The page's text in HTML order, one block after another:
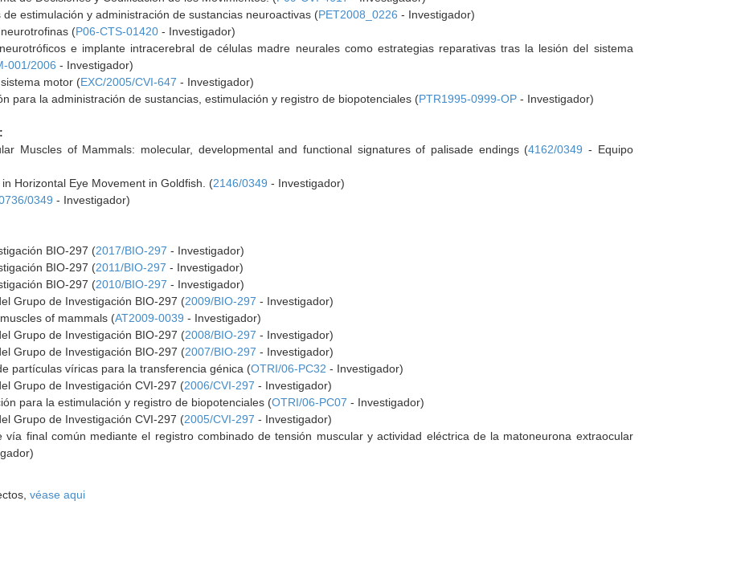
estimulación y administración de sustancias neuroactivas (PET2008_0226 - Investigador)
(P06-CTS-01420 - Investigador)
e implante intracerebral de células madre neurales como estrategias reparativas tras la lesión del sistema
001/2006 - Investigador)
motor (EXC/2005/CVI-647 - Investigador)
para la administración de sustancias, estimulación y registro de biopotenciales (PTR1995-0999-OP - Investigador)
Muscles of Mammals: molecular, developmental and functional signatures of palisade endings (4162/0349 - Equipo
Horizontal Eye Movement in Goldfish. (2146/0349 - Investigador)
0349 - Investigador)
BIO-297 (2017/BIO-297 - Investigador)
BIO-297 (2011/BIO-297 - Investigador)
BIO-297 (2010/BIO-297 - Investigador)
Grupo de Investigación BIO-297 (2009/BIO-297 - Investigador)
of mammals (AT2009-0039 - Investigador)
Grupo de Investigación BIO-297 (2008/BIO-297 - Investigador)
Grupo de Investigación BIO-297 (2007/BIO-297 - Investigador)
partículas víricas para la transferencia génica (OTRI/06-PC32 - Investigador)
Grupo de Investigación CVI-297 (2006/CVI-297 - Investigador)
para la estimulación y registro de biopotenciales (OTRI/06-PC07 - Investigador)
Grupo de Investigación CVI-297 (2005/CVI-297 - Investigador)
vía final común mediante el registro combinado de tensión muscular y actividad eléctrica de la matoneurona extraocular
véase aqui